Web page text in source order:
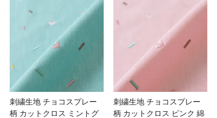
刺繍生地 チョコスプレー
柄 カットクロス ミントグ
刺繍生地 チョコスプレー
柄 カットクロス ピンク 綿